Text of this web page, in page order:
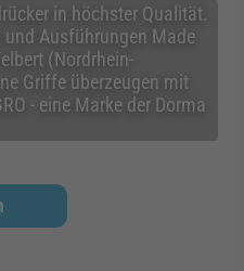
anzeigen
anzeigen
in höchster Qualität.
Ausführungen Made
(Nordrhein-
Griffe überzeugen mit
- eine Marke der Dorma